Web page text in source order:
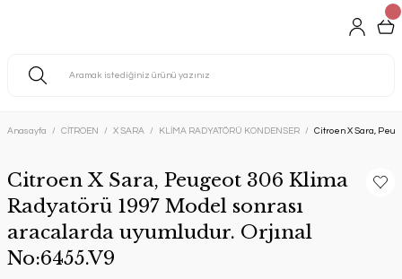
Anasayfa CİTROEN X SARA KLİMA RADYATÖRÜ KONDENSER Citroen X Sara,
Citroen X Sara, Peugeot 306 Klima
Radyatörü 1997 Model sonrası
aracalarda uyumludur. Orjınal
No:6455.V9